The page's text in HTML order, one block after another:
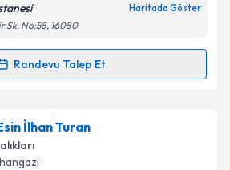
işlenmesine ilişkin
Aydınlatma
ve kişisel verilerimin belirtilen
kabul ediyorum.
Haritada Göster
Sk. No:58, 16080
Randevu Talep Et
Talebi
Alkıniçin randevu takvimi talebi
uzmandan randevu almanız için bir
e-posta ile bilgilendireceğiz.
İlhan Turan